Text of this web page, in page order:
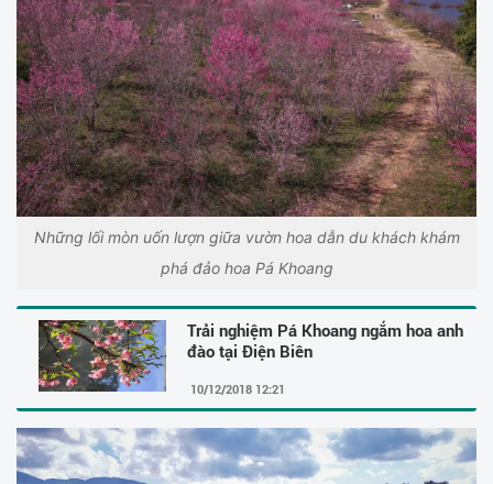
Những lối mòn uốn lượn giữa vườn hoa dẫn du khách khám
phá đảo hoa Pá Khoang
Trải nghiệm Pá Khoang ngắm hoa anh
đào tại Điện Biên
10/12/2018 12:21